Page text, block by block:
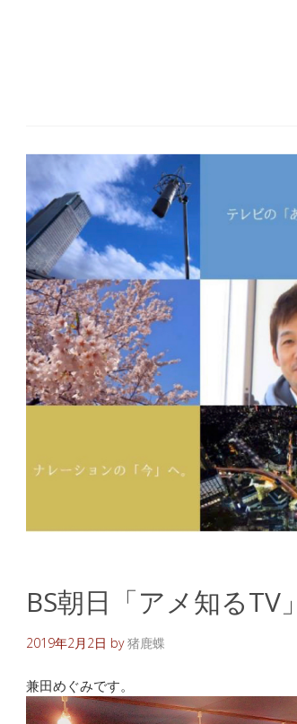
BS朝日「アメ知る
2019年2月2日 by猪鹿蝶
兼田めぐみです。